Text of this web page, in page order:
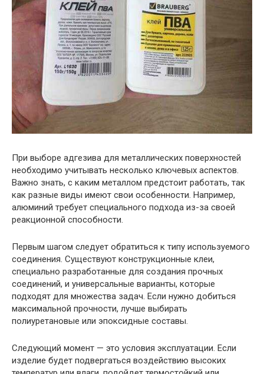
При выборе адгезива для металлических поверхностей
необходимо учитывать несколько ключевых аспектов.
Важно знать, с каким металлом предстоит работать, так
как разные виды имеют свои особенности. Например,
алюминий требует специального подхода из-за своей
реакционной способности.
Первым шагом следует обратиться к типу используемого
соединения. Существуют конструкционные клеи,
специально разработанные для создания прочных
соединений, и универсальные варианты, которые
подходят для множества задач. Если нужно добиться
максимальной прочности, лучше выбирать
полиуретановые или эпоксидные составы.
Следующий момент — это условия эксплуатации. Если
изделие будет подвергаться воздействию высоких